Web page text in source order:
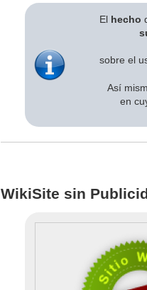
El hecho
sobre el
Así
en
WikiSite sin